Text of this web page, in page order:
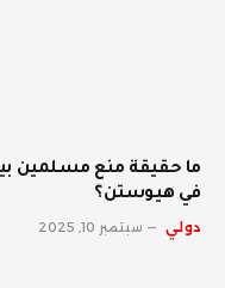
ما حقيقة منع مسلمين
في هيوستن؟
دولي سبتمبر 10, 2025